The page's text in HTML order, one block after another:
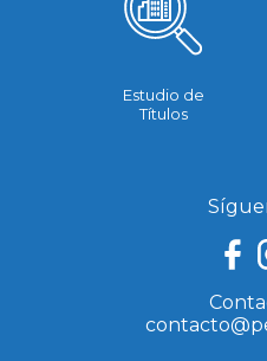
Estudio de
Títulos